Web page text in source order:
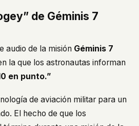
de Géminis 7
audio de la misión Géminis 7
la que los astronautas informan
en punto.”
de aviación militar para un
El hecho de que los